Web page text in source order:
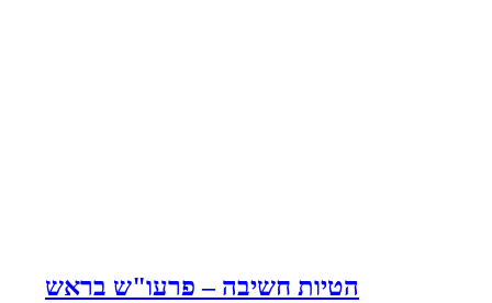
הטיות חשיבה – פרעו"ש בראש